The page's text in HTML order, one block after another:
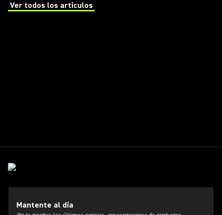
Ver todos los artículos
(Opens in a new tab)
Mantente al día